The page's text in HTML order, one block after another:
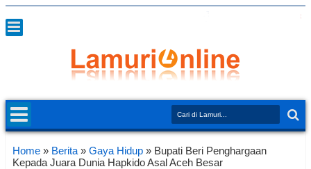
Home » Berita » Gaya Hidup » Bupati Beri Penghargaan
Kepada Juara Dunia Hapkido Asal Aceh Besar